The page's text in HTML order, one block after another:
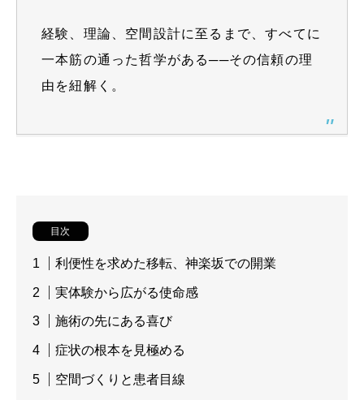
経験、理論、空間設計に至るまで、すべてに
一本筋の通った哲学がある──その信頼の理
由を紐解く。
目次
利便性を求めた移転、神楽坂での開業
実体験から広がる使命感
施術の先にある喜び
症状の根本を見極める
空間づくりと患者目線